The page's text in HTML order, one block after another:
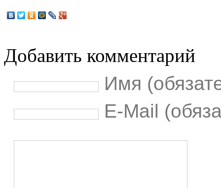
Добавить комментарий
Имя
E-Mail